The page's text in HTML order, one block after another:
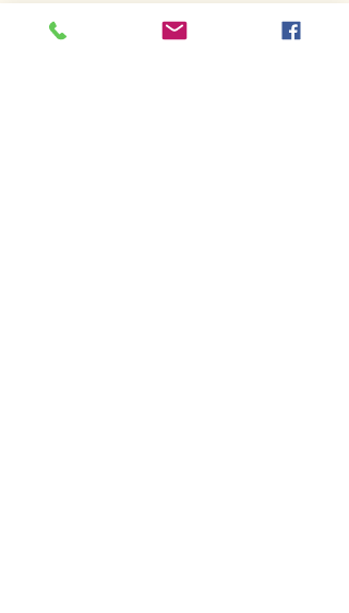
身。蓮生活佛今天認為，基督聖經的教義，是